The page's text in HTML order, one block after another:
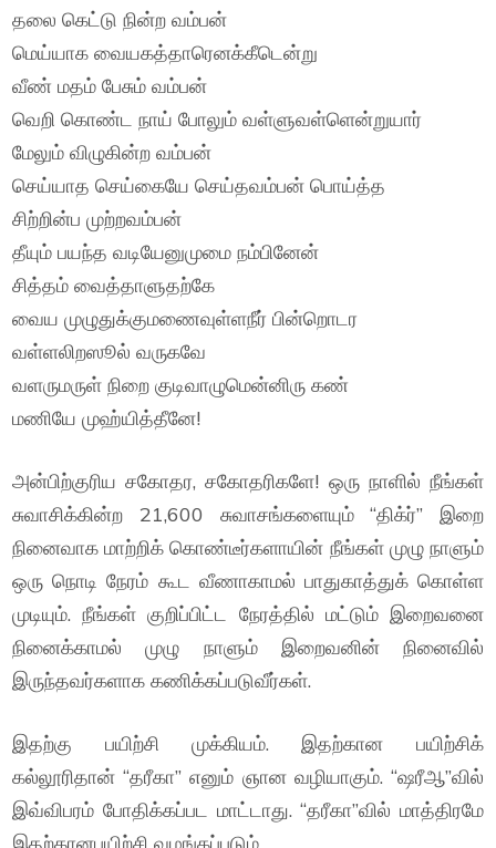
தலை கெட்டு நின்ற வம்பன்
மெய்யாக வையகத்தாரெனக்கீடென்று
வீண் மதம் பேசும் வம்பன்
வெறி கொண்ட நாய் போலும் வள்ளுவள்ளென்றுயார்
மேலும் விழுகின்ற வம்பன்
செய்யாத செய்கையே செய்தவம்பன் பொய்த்த
சிற்றின்ப முற்றவம்பன்
தீயும் பயந்த வடியேனுமுமை நம்பினேன்
சித்தம் வைத்தாளுதற்கே
வைய முழுதுக்குமணைவுள்ளநீர் பின்றொடர
வள்ளலிறஸூல் வருகவே
வளருமருள் நிறை குடிவாழுமென்னிரு கண்
மணியே முஹ்யித்தீனே!
அன்பிற்குரிய சகோதர, சகோதரிகளே! ஒரு நாளில் நீங்கள்
சுவாசிக்கின்ற 21,600 சுவாசங்களையும் “திக்ர்” இறை
நினைவாக மாற்றிக் கொண்டீர்களாயின் நீங்கள் முழு நாளும்
ஒரு நொடி நேரம் கூட வீணாகாமல் பாதுகாத்துக் கொள்ள
முடியும். நீங்கள் குறிப்பிட்ட நேரத்தில் மட்டும் இறைவனை
நினைக்காமல் முழு நாளும் இறைவனின் நினைவில்
இருந்தவர்களாக கணிக்கப்படுவீர்கள்.
இதற்கு பயிற்சி முக்கியம். இதற்கான பயிற்சிக்
கல்லூரிதான் “தரீகா” எனும் ஞான வழியாகும். “ஷரீஆ”வில்
இவ்விபரம் போதிக்கப்பட மாட்டாது. “தரீகா”வில் மாத்திரமே